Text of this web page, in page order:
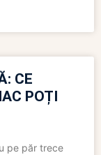
CE
POȚI
pe păr trece